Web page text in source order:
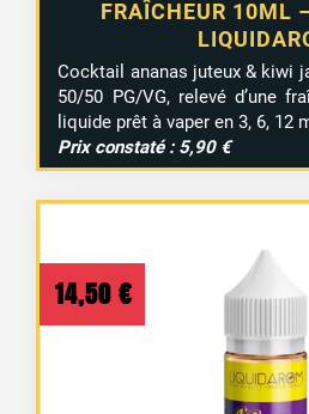
FRAÎCHEUR 10ML
Cocktail ananas juteux & kiwi
50/50 PG/VG, relevé d’une
liquide prêt à vaper en 3, 6, 12
Prix constaté : 5,90 €
14,50 €